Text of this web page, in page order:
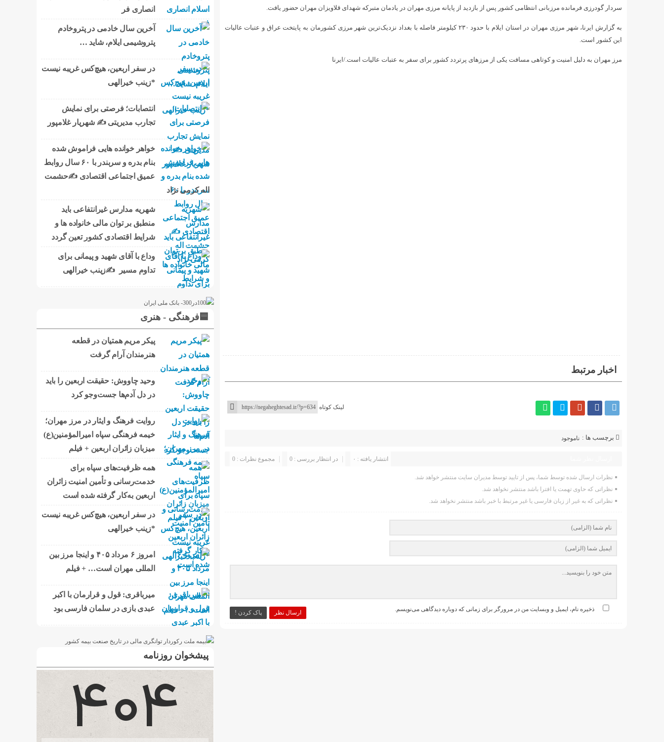
سردار گودرزی فرمانده مرزبانی انتظامی کشور پس از بازدید از پایانه مرزی مهران در یادمان متبرکه شهدای قلاویزان مهران حضور یافت.
به گزارش ایرنا، شهر مرزی مهران در استان ایلام با حدود ۲۳۰ کیلومتر فاصله با بغداد نزدیک‌ترین شهر مرزی کشورمان به پایتخت عراق و عتبات عالیات
این کشور است.
مرز مهران به دلیل امنیت و کوتاهی مسافت یکی از مرزهای پرتردد کشور برای سفر به عتبات عالیات است./ایرنا
اخبار مرتبط
لینک کوتاه
برچسب ها : ناموجود
مجموع نظرات : 0 در انتظار بررسی : 0 انتشار یافته : ۰
نظرات ارسال شده توسط شما، پس از تایید توسط مدیران سایت منتشر خواهد شد.
نظراتی که حاوی تهمت یا افترا باشد منتشر نخواهد شد.
نظراتی که به غیر از زبان فارسی یا غیر مرتبط با خبر باشد منتشر نخواهد شد.
ارسال نظر پاک کردن ! ذخیره نام، ایمیل و وبسایت من در مرورگر برای زمانی که دوباره دیدگاهی می‌نویسم.
انصاری فر
آخرین سال خادمی در پتروخادم
پتروشیمی ایلام، شاید …
در سفر اربعین، هیچ‌کس غریبه نیست
*زینب خیرالهی
انتصابات؛ فرصتی برای نمایش
تجارب مدیریتی ✍ شهریار غلامپور
خواهر خوانده هایی فراموش شده
بنام بدره و سربندر با ۶۰ سال روابط
عمیق اجتماعی اقتصادی ✍حشمت
اله کرمی نژاد
شهریه مدارس غیرانتفاعی باید
منطبق بر توان مالی خانواده ها و
شرایط اقتصادی کشور تعین گردد
وداع با آقای شهید و پیمانی برای
تداوم مسیر ✍زینب خیرالهی
🟦فرهنگی - هنری
پیکر مریم همتیان در قطعه
هنرمندان آرام گرفت
وحید چاووش: حقیقت اربعین را باید
در دل آدم‌ها جست‌وجو کرد
روایت فرهنگ و ایثار در مرز مهران؛
خیمه فرهنگی سپاه امیرالمؤمنین(ع)
میزبان زائران اربعین + فیلم
همه ظرفیت‌های سپاه برای
خدمت‌رسانی و تأمین امنیت زائران
اربعین به‌کار گرفته شده است
در سفر اربعین، هیچ‌کس غریبه نیست
*زینب خیرالهی
امروز ۶ مرداد ۴۰۵ و اینجا مرز بین
المللی مهران است… + فیلم
میرباقری: قول و قرارمان با اکبر
عبدی بازی در سلمان فارسی بود
پیشخوان روزنامه